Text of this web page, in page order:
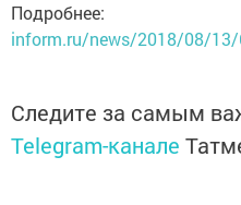
inform.ru/news/2018/08/
Следите за самым
Telegram-канале